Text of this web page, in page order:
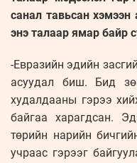
санал тавьсан
энэ талаар ямар байр
-Евразийн эдийн
асуудал биш. Бид
худалдааны гэрээ
байгаа харагдсан.
төрийн нарийн
учраас гэрээг